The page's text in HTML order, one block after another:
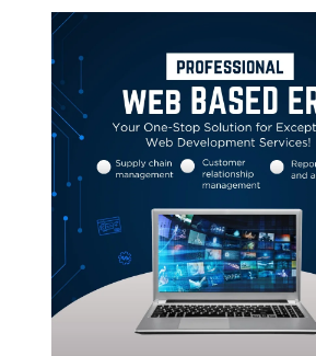
Email